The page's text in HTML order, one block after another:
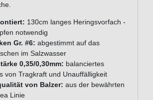
130cm langes Heringsvorfach -
notwendig
Gr. #6: abgestimmt auf das
im Salzwasser
0,35/0,30mm: balanciertes
von Tragkraft und Unauffälligkeit
von Balzer: aus der bewährten
Linie